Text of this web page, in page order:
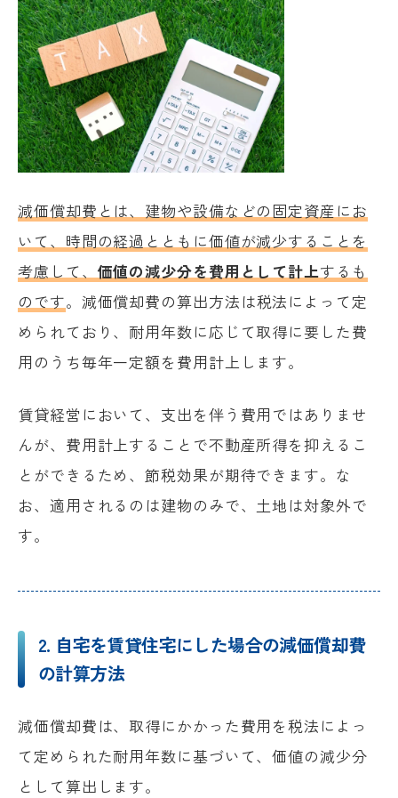
減価償却費とは、建物や設備などの固定資産にお
いて、時間の経過とともに価値が減少することを
考慮して、 価値の減少分を費用として計上するも
のです。減価償却費の算出方法は税法によって定
められており、耐用年数に応じて取得に要した費
用のうち毎年一定額を費用計上します。
賃貸経営において、支出を伴う費用ではありませ
んが、費用計上することで不動産所得を抑えるこ
とができるため、節税効果が期待できます。な
お、適用されるのは建物のみで、土地は対象外で
す。
2. 自宅を賃貸住宅にした場合の減価償却費
の計算方法
減価償却費は、取得にかかった費用を税法によっ
て定められた耐用年数に基づいて、価値の減少分
として算出します。